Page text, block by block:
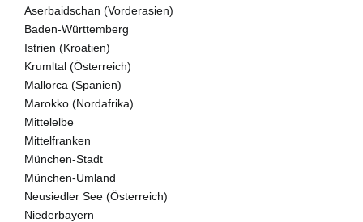
Aserbaidschan (Vorderasien)
Baden-Württemberg
Istrien (Kroatien)
Krumltal (Österreich)
Mallorca (Spanien)
Marokko (Nordafrika)
Mittelelbe
Mittelfranken
München-Stadt
München-Umland
Neusiedler See (Österreich)
Niederbayern